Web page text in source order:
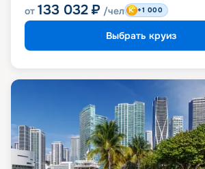
от 133 032 ₽ /чел +1 000
Выбрать круиз